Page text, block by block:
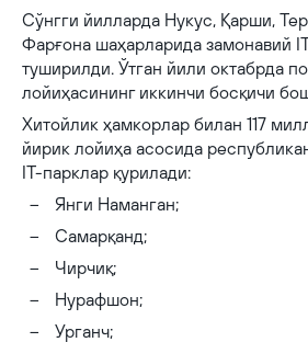
Сўнгги йилларда Нукус, Қарши,
Фарғона шаҳарларида замонавий
туширилди. Ўтган йили октабрда
лойиҳасининг иккинчи босқичи
Хитойлик ҳамкорлар билан 117
йирик лойиҳа асосида
IT-парклар қурилади:
Янги Наманган;
Самарқанд;
Чирчиқ;
Нурафшон;
Урганч;